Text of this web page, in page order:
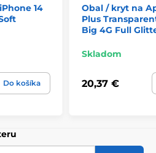
14
Do košíka
Obal / kryt na
Plus
Big 4G Full
Skladom
20,37 €